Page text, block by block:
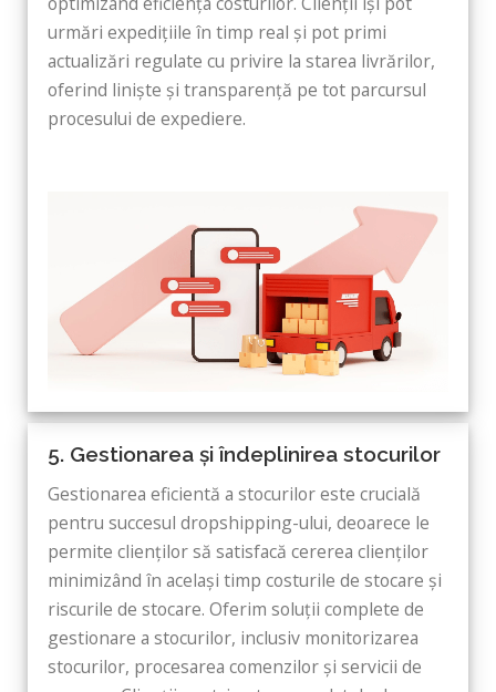
urmări expedițiile în timp real și pot primi
actualizări regulate cu privire la starea livrărilor,
oferind liniște și transparență pe tot parcursul
procesului de expediere.
5. Gestionarea și îndeplinirea stocurilor
Gestionarea eficientă a stocurilor este crucială
pentru succesul dropshipping-ului, deoarece le
permite clienților să satisfacă cererea clienților
minimizând în același timp costurile de stocare și
riscurile de stocare. Oferim soluții complete de
gestionare a stocurilor, inclusiv monitorizarea
stocurilor, procesarea comenzilor și servicii de